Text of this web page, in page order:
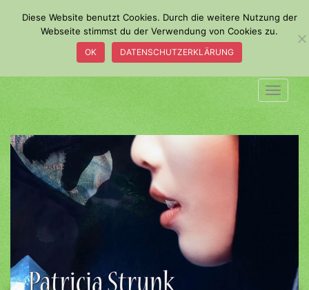
a
i
n
c
o
n
t
e
n
t
Diese Website benutzt Cookies. Durch die weitere Nutzung der
Webseite stimmst du der Verwendung von Cookies zu.
OK DATENSCHUTZERKLÄRUNG